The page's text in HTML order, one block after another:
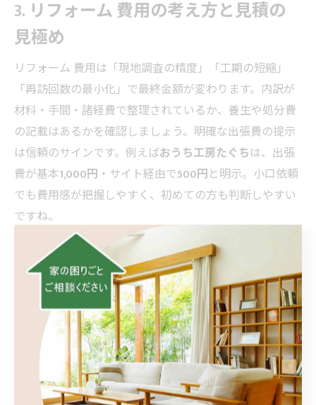
3. リフォーム 費用の考え方と見積の
見極め
リフォーム 費用は「現地調査の精度」「工期の短縮」
「再訪回数の最小化」で最終金額が変わります。内訳が
材料・手間・諸経費で整理されているか、養生や処分費
の記載はあるかを確認しましょう。明確な出張費の提示
は信頼のサインです。例えばおうち工房たぐちは、出張
費が基本1,000円 ・サイト経由で500円と明示。小口依頼
でも費用感が把握しやすく、初めての方も判断しやすい
ですね。
4. 相談の流れ・対応エリア・基本情報
まずは電話やフォームで症状を共有→現地調査→見積→
施工という流れが一般的。「小さなお困りごともまるっ
と解決！」を掲げる事業者なら、同時に複数箇所のチェ
ックも頼みやすいです。おうち工房たぐちは中津川拠点
で南信エリアまで出張訪問に対応。公開情報では、営業
9:00～17:00、定休日日曜日、所在地は〒508-0101